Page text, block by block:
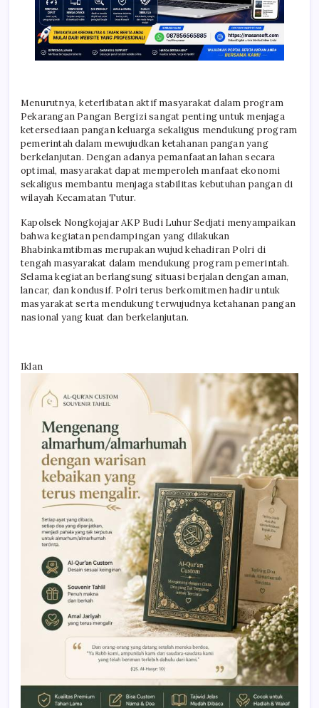
Menurutnya, keterlibatan aktif masyarakat dalam program
Pekarangan Pangan Bergizi sangat penting untuk menjaga
ketersediaan pangan keluarga sekaligus mendukung program
pemerintah dalam mewujudkan ketahanan pangan yang
berkelanjutan. Dengan adanya pemanfaatan lahan secara
optimal, masyarakat dapat memperoleh manfaat ekonomi
sekaligus membantu menjaga stabilitas kebutuhan pangan di
wilayah Kecamatan Tutur.
Kapolsek Nongkojajar AKP Budi Luhur Sedjati menyampaikan
bahwa kegiatan pendampingan yang dilakukan
Bhabinkamtibmas merupakan wujud kehadiran Polri di
tengah masyarakat dalam mendukung program pemerintah.
Selama kegiatan berlangsung situasi berjalan dengan aman,
lancar, dan kondusif. Polri terus berkomitmen hadir untuk
masyarakat serta mendukung terwujudnya ketahanan pangan
nasional yang kuat dan berkelanjutan.
Iklan